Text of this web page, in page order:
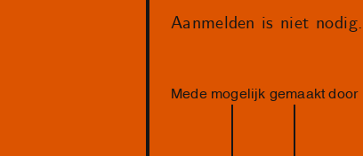
Aanmelden is niet nodig.
Mede mogelijk gemaakt door